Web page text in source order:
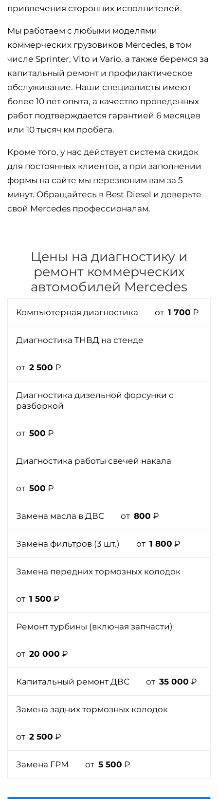
привлечения сторонних исполнителей.
Мы работаем с любыми моделями
коммерческих грузовиков Mercedes, в том
числе Sprinter, Vito и Vario, а также беремся за
капитальный ремонт и профилактическое
обслуживание. Наши специалисты имеют
более 10 лет опыта, а качество проведенных
работ подтверждается гарантией 6 месяцев
или 10 тысяч км пробега.
Кроме того, у нас действует система скидок
для постоянных клиентов, а при заполнении
формы на сайте мы перезвоним вам за 5
минут. Обращайтесь в Best Diesel и доверьте
свой Mercedes профессионалам.
Цены на диагностику и
ремонт коммерческих
автомобилей Mercedes
Компъютерная диагностика от 1 700 ₽
Диагностика ТНВД на стенде
от 2 500 ₽
Диагностика дизельной форсунки с
разборкой
от 500 ₽
Диагностика работы свечей накала
от 500 ₽
Замена масла в ДВС от 800 ₽
Замена фильтров (3 шт.) от 1 800 ₽
Замена передних тормозных колодок
от 1 500 ₽
Ремонт турбины (включая запчасти)
от 20 000 ₽
Капитальный ремонт ДВС от 35 000 ₽
Замена задних тормозных колодок
от 2 500 ₽
Замена ГРМ от 5 500 ₽